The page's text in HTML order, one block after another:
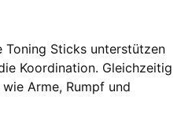
Toning Sticks unterstützen
Koordination. Gleichzeitig
Arme, Rumpf und